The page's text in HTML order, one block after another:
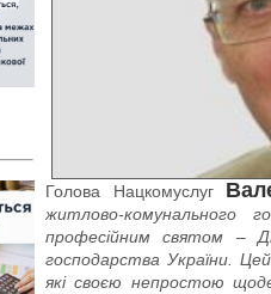
Голова Нацкомуслуг
житлово-комунального
професійним святом –
господарства України.
які своєю непростою